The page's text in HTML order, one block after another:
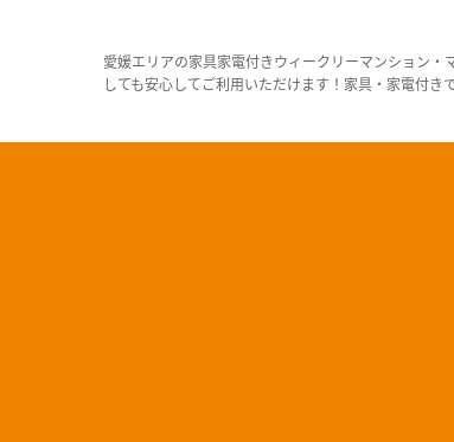
愛媛エリアの家具家電付きウィークリーマンション
しても安心してご利用いただけます！家具・家電付き